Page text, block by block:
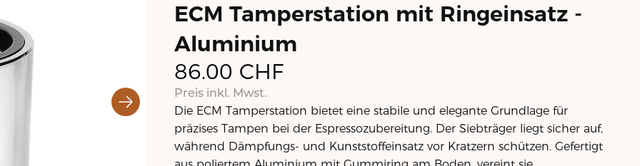
ECM Tamperstation mit Ringeinsatz -
Aluminium
86.00 CHF
Preis inkl. Mwst.
Die ECM Tamperstation bietet eine stabile und elegante Grundlage für
präzises Tampen bei der Espressozubereitung. Der Siebträger liegt sicher auf,
während Dämpfungs- und Kunststoffeinsatz vor Kratzern schützen. Gefertigt